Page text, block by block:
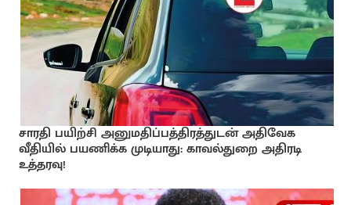
சாரதி பயிற்சி அனுமதிப்பத்திரத்துடன் அதிவேக
வீதியில் பயணிக்க முடியாது: காவல்துறை அதிரடி
உத்தரவு!